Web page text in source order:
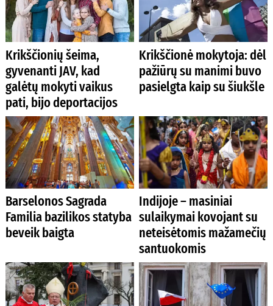
Krikščionių šeima,
gyvenanti JAV, kad
galėtų mokyti vaikus
pati, bijo deportacijos
Krikščionė mokytoja: dėl
pažiūrų su manimi buvo
pasielgta kaip su šiukšle
Barselonos Sagrada
Familia bazilikos statyba
beveik baigta
Indijoje – masiniai
sulaikymai kovojant su
neteisėtomis mažamečių
santuokomis